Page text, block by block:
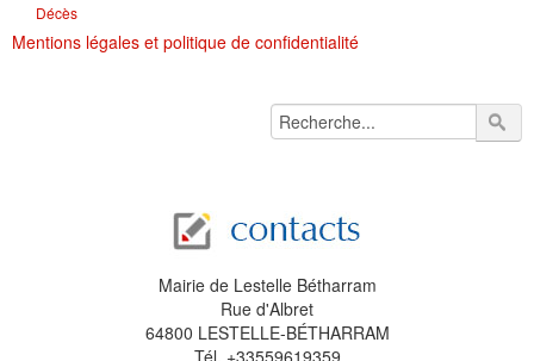
Décès
Mentions légales et politique de confidentialité
Mairie de Lestelle Bétharram
Rue d'Albret
64800 LESTELLE-BÉTHARRAM
Tél. +33559619359